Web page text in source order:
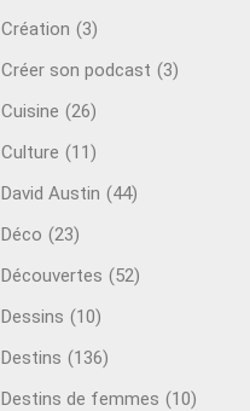
Création (3)
Créer son podcast (3)
Cuisine (26)
Culture (11)
David Austin (44)
Déco (23)
Découvertes (52)
Dessins (10)
Destins (136)
Destins de femmes (10)